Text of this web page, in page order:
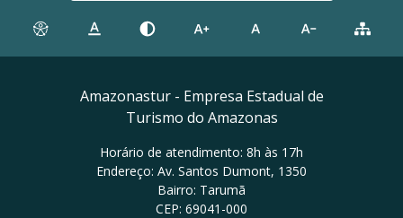
Amazonastur - Empresa Estadual de
Turismo do Amazonas
Horário de atendimento: 8h às 17h
Endereço: Av. Santos Dumont, 1350
Bairro: Tarumã
CEP: 69041-000